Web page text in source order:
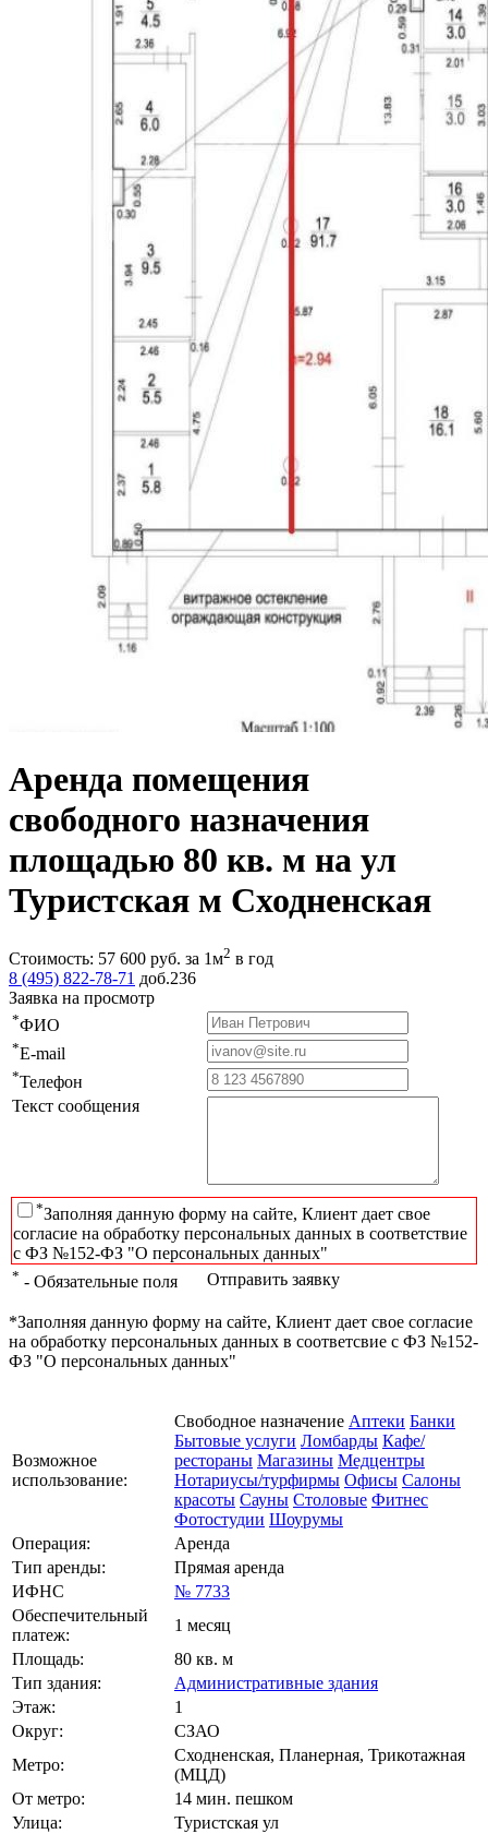
Аренда помещения
свободного назначения
площадью 80 кв. м на ул
Туристская м Сходненская
Стоимость: 57 600 руб. за 1м2 в год
8 (495) 822-78-71 доб.236
Заявка на просмотр
*ФИО
*E-mail
*Телефон
Текст сообщения
*Заполняя данную форму на сайте, Клиент дает свое
согласие на обработку персональных данных в соответствие
с ФЗ №152-ФЗ "О персональных данных"
* - Обязательные поля Отправить заявку
*Заполняя данную форму на сайте, Клиент дает свое согласие
на обработку персональных данных в соответсвие с ФЗ №152-
ФЗ "О персональных данных"
Возможное
использование:
Свободное назначение Аптеки Банки
Бытовые услуги Ломбарды Кафе/
рестораны Магазины Медцентры
Нотариусы/турфирмы Офисы Салоны
красоты Сауны Столовые Фитнес
Фотостудии Шоурумы
Операция:
Аренда
Тип аренды:
Прямая аренда
ИФНС
№ 7733
Обеспечительный
платеж:
1 месяц
Площадь:
80 кв. м
Тип здания:
Административные здания
Этаж:
1
Округ:
СЗАО
Метро:
Сходненская, Планерная, Трикотажная
(МЦД)
От метро:
14 мин. пешком
Улица:
Туристская ул